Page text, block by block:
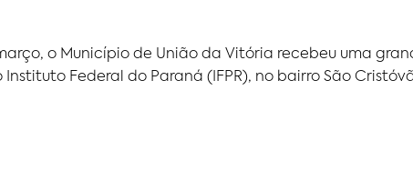
o Município de União da Vitória recebeu uma
Federal do Paraná (IFPR), no bairro São